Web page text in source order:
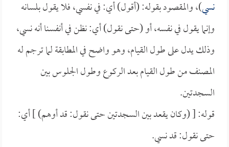
نسي)، والمقصود بقوله: (أقول) أي: في نفسي، فلا يقول بلسانه
وإنما يقول في نفسه، أو (حتى نقول) أي: نظن في أنفسنا أنه نسي،
وذلك يدل على طول القيام، وهو واضح في المطابقة لما ترجم له
المصنف من طول القيام بعد الركوع وطول الجلوس بين
السجدتين.
قوله: [ (وكان يقعد بين السجدتين حتى نقول: قد أوهم) ] أي:
حتى نقول: قد نسي.